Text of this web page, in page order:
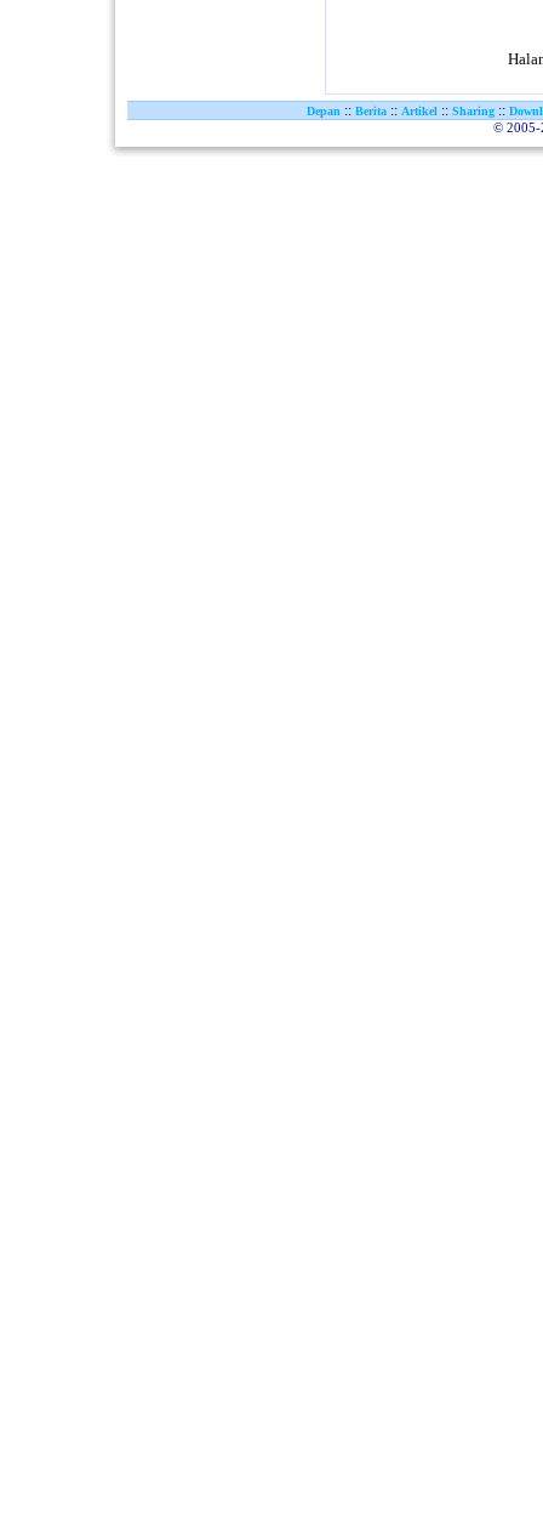
Depan :: Berita :: Artikel :: Sharing ::
© 2005-